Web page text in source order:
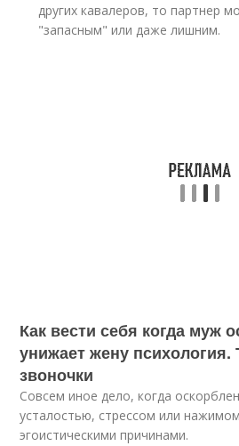
других кавалеров, то партнер
"запасным" или даже лишним.
Как вести себя когда муж
унижает жену
звоночки
Совсем иное дело, когда
усталостью, стрессом или
эгоистическими причинами.